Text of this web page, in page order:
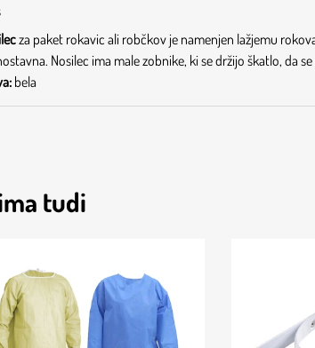
za paket rokavic ali robčkov je namenjen lažjemu
Nosilec ima male zobnike, ki se držijo škatlo, da
bela
tudi